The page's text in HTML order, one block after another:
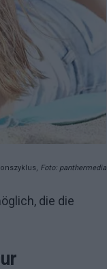
Foto: panthermedia
die die